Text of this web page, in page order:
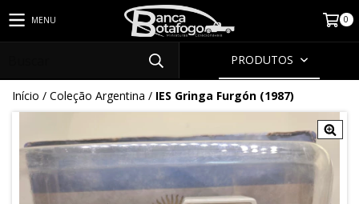
MENU 0
PRODUTOS
Início / Coleção Argentina / IES Gringa Furgón (1987)